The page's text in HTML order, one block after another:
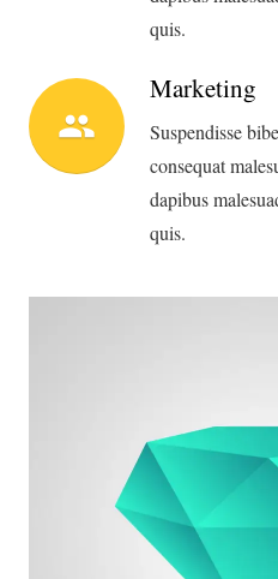
quis.
people
Marketing
Suspendisse
consequat
dapibus
quis.